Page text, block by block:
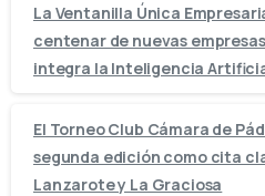
La Ventanilla Única
centenar de nuevas
integra la Inteligencia
El Torneo Club Cámara de
segunda edición como cita
Lanzarote y La Graciosa